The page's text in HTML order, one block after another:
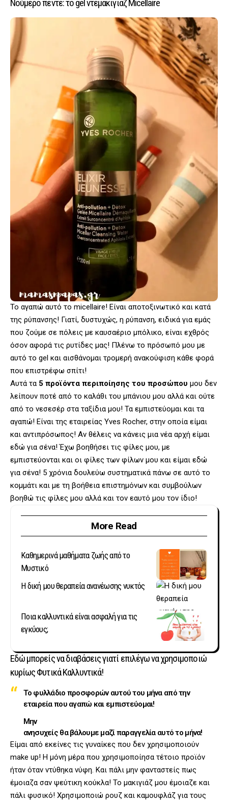
Νούμερο πέντε: το gel ντεμακιγιάζ Micellaire
Το αγαπώ αυτό το micellaire! Είναι αποτοξινωτικό και κατά
της ρύπανσης! Γιατί, δυστυχώς, η ρύπανση, ειδικά για εμάς
που ζούμε σε πόλεις με καυσαέριο μπόλικο, είναι εχθρός
όσον αφορά τις ρυτίδες μας! Πλένω το πρόσωπό μου με
αυτό το gel και αισθάνομαι τρομερή ανακούφιση κάθε φορά
που επιστρέφω σπίτι!
Αυτά τα 5 προϊόντα περιποίησης του προσώπου μου δεν
λείπουν ποτέ από το καλάθι του μπάνιου μου αλλά και ούτε
από το νεσεσέρ στα ταξίδια μου! Τα εμπιστεύομαι και τα
αγαπώ! Είναι της εταιρείας Yves Rocher, στην οποία είμαι
και αντιπρόσωπος! Αν θέλεις να κάνεις μια νέα αρχή είμαι
εδώ για σένα! Έχω βοηθήσει τις φίλες μου, με
εμπιστεύονται και οι φίλες των φίλων μου και είμαι εδώ
για σένα! 5 χρόνια δουλεύω συστηματικά πάνω σε αυτό το
κομμάτι και με τη βοήθεια επιστημόνων και συμβούλων
βοηθώ τις φίλες μου αλλά και τον εαυτό μου τον ίδιο!
More Read
Καθημερινά μαθήματα ζωής από το
Μυστικό
Η δική μου θεραπεία ανανέωσης νυκτός
Ποια καλλυντικά είναι ασφαλή για τις
εγκύους;
Εδώ μπορείς να διαβάσεις γιατί επιλέγω να χρησιμοποιώ
κυρίως Φυτικά Καλλυντικά!
Το φυλλάδιο προσφορών αυτού του μήνα από την
εταιρεία που αγαπώ και εμπιστεύομαι!
Μην
ανησυχείς θα βάλουμε μαζί παραγγελία αυτό το μήνα!
Είμαι από εκείνες τις γυναίκες που δεν χρησιμοποιούν
make up! Η μόνη μέρα που χρησιμοποίησα τέτοιο προϊόν
ήταν όταν ντύθηκα νύφη. Και πάλι μην φανταστείς πως
έμοιαζα σαν ψεύτικη κούκλα! Το μακιγιάζ μου έμοιαζε και
πάλι φυσικό! Χρησιμοποιώ ρουζ και καμουφλάζ για τους